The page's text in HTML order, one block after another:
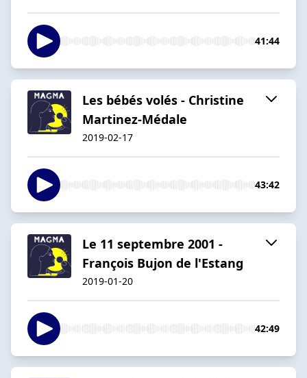
41:44
Les bébés volés - Christine
Martinez-Médale
2019-02-17
43:42
Le 11 septembre 2001 -
François Bujon de l'Estang
2019-01-20
42:49